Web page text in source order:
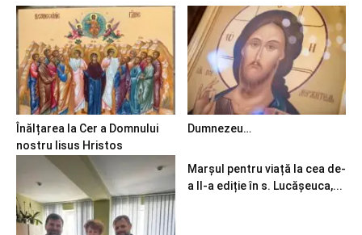
Înălțarea la Cer a Domnului
nostru Iisus Hristos
Dumnezeu…
Marșul pentru viață la cea de-
a II-a ediție în s. Lucășeuca,...